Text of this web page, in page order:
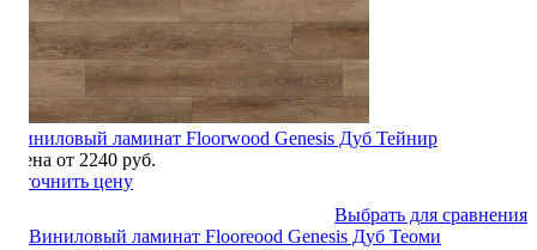
Виниловый ламинат Floorwood Genesis Дуб Тейнир
Цена от 2240 руб.
Уточнить цену
Выбрать для сравнения